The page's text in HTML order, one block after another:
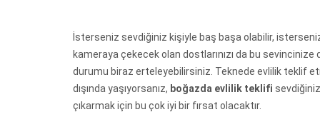
İsterseniz sevdiğiniz kişiyle baş başa olabilir, isterseniz
kameraya çekecek olan dostlarınızı da bu
durumu biraz erteleyebilirsiniz. Teknede evlilik teklif
dışında yaşıyorsanız, boğazda evlilik teklifi
çıkarmak için bu çok iyi bir fırsat olacaktır.